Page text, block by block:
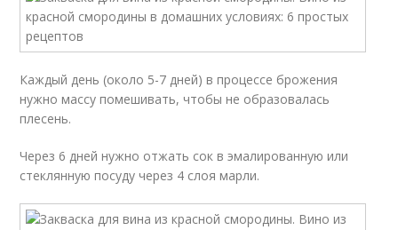
Каждый день (около 5-7 дней) в процессе брожения
нужно массу помешивать, чтобы не образовалась
плесень.
Через 6 дней нужно отжать сок в эмалированную или
стеклянную посуду через 4 слоя марли.